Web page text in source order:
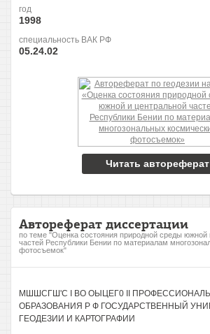
год
1998
специальность ВАК РФ
05.24.02
Читать автореферат
Автореферат диссертации
по теме "Оценка состояния природной среды южной
частей Республики Бении по материалам
фотосъемок"
МШШСГШ'С I ВО ОЫЦЕГ0 II
ОБРАЗОВАНИЯ Р Ф ГОСУДАРСТВЕННЫЙ
ГЕОДЕЗИИ И КАРТОГРАФИИ